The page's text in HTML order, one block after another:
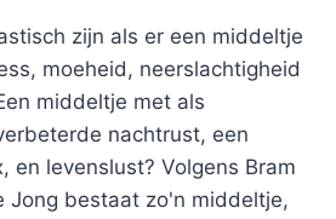
zijn als er een middeltje
moeheid, neerslachtigheid
middeltje met als
nachtrust, een
en levenslust? Volgens Bram
Jong bestaat zo'n middeltje,